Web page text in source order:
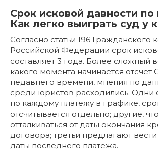
Срок исковой давности
Как легко выиграть суд у
Согласно статьи 196 Гражданского
Российской Федерации срок
составляет 3 года. Более сложный
какого момента начинается отсчет
недавнего времени, мнения по
среди юристов расходились. Одни
по каждому платежу в графике,
отсчитывается отдельно; другие,
отталкиваться от даты окончания
договора; третьи предлагают вести
даты последнего платежа.